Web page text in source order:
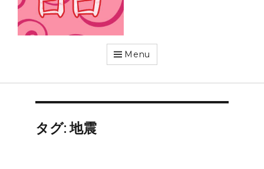
Menu
タグ:地震